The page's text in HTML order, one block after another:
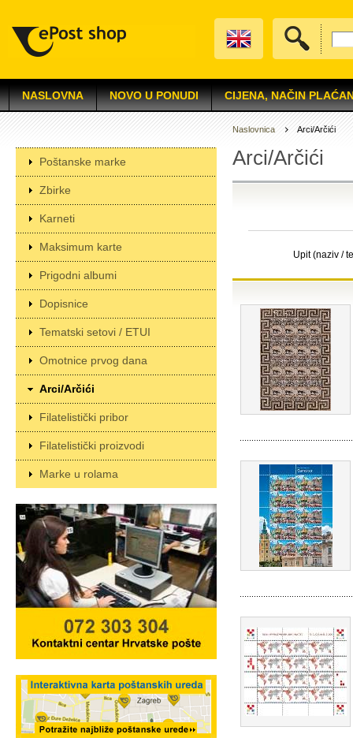
NASLOVNA NOVO U PONUDI CIJENA, NAČIN
Poštanske marke
Zbirke
Karneti
Maksimum karte
Prigodni albumi
Dopisnice
Tematski setovi / ETUI
Omotnice prvog dana
Arci/Arčići
Filatelistički pribor
Filatelistički proizvodi
Marke u rolama
Naslovnica Arci/Arčići
Arci/Arčići
Upit (naziv /